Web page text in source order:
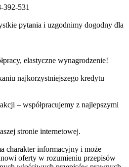
392-531
pytania i uzgodnimy dogodny dla
elastyczne wynagrodzenie!
najkorzystniejszego kredytu
– współpracujemy z najlepszymi
stronie internetowej.
charakter informacyjny i może
oferty w rozumieniu przepisów